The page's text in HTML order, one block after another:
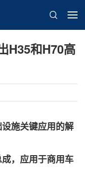
H35和H70高
施关键应用的解
，应用于商用车